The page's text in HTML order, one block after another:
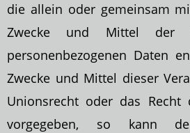
die allein oder gemeinsam
Zwecke und Mittel der
personenbezogenen Daten
Zwecke und Mittel dieser
Unionsrecht oder das Recht
vorgegeben, so kann